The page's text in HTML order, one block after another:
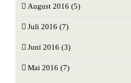
August 2016 (5)
Juli 2016 (7)
Juni 2016 (3)
Mai 2016 (7)